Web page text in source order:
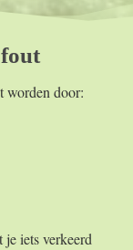
worden door:
iets verkeerd